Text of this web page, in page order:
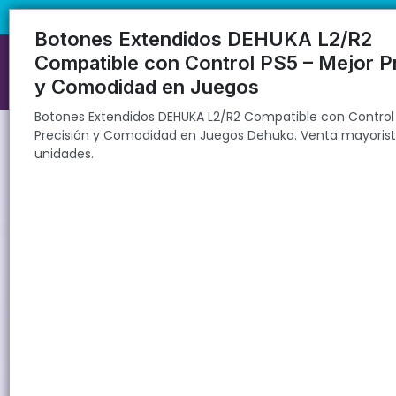
Botones Extendidos DEHUKA L2/R2 Compatible con Control PS5 –
Botones Extendidos DEHUKA L2/R2
Compatible con Control PS5 – Mejor
y Comodidad en Juegos
Botones Extendidos DEHUKA L2/R2 Compatible con Control
Precisión y Comodidad en Juegos Dehuka. Venta
unidades.
🚚 Envíos rápidos a todo el país | 🛡️